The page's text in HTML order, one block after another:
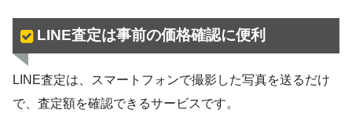
LINE査定は事前の価格確認に便利
LINE査定は、スマートフォンで撮影した写真を送るだけ
で、査定額を確認できるサービスです。